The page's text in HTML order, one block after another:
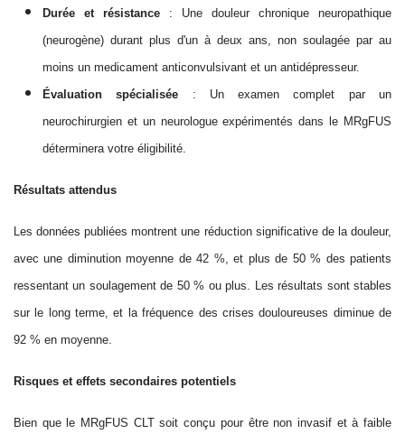
Durée et résistance : Une douleur chronique neuropathique
(neurogène) durant plus d'un à deux ans, non soulagée par au
moins un medicament anticonvulsivant et un antidépresseur.
Évaluation spécialisée : Un examen complet par un
neurochirurgien et un neurologue expérimentés dans le MRgFUS
déterminera votre éligibilité.
Résultats attendus
Les données publiées montrent une réduction significative de la douleur,
avec une diminution moyenne de 42 %, et plus de 50 % des patients
ressentant un soulagement de 50 % ou plus. Les résultats sont stables
sur le long terme, et la fréquence des crises douloureuses diminue de
92 % en moyenne.
Risques et effets secondaires potentiels
Bien que le MRgFUS CLT soit conçu pour être non invasif et à faible